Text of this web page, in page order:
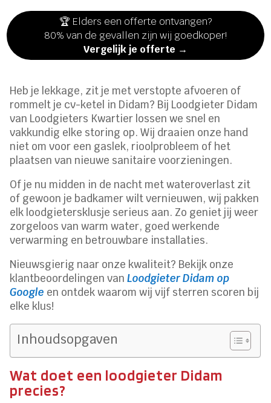
🏆 Elders een offerte ontvangen?
80% van de gevallen zijn wij goedkoper!
Vergelijk je offerte →
Heb je lekkage, zit je met verstopte afvoeren of
rommelt je cv-ketel in Didam? Bij Loodgieter Didam
van Loodgieters Kwartier lossen we snel en
vakkundig elke storing op. Wij draaien onze hand
niet om voor een gaslek, rioolprobleem of het
plaatsen van nieuwe sanitaire voorzieningen.
Of je nu midden in de nacht met wateroverlast zit
of gewoon je badkamer wilt vernieuwen, wij pakken
elk loodgietersklusje serieus aan. Zo geniet jij weer
zorgeloos van warm water, goed werkende
verwarming en betrouwbare installaties.
Nieuwsgierig naar onze kwaliteit? Bekijk onze
klantbeoordelingen vanLoodgieter Didam op
Google en ontdek waarom wij vijf sterren scoren bij
elke klus!
Inhoudsopgaven
Wat doet een loodgieter Didam
precies?